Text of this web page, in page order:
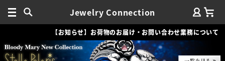
Jewelry Connection
【お知らせ】お荷物のお届け・お問い合わせ業務について